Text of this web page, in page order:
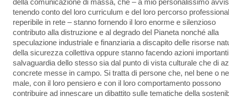
della comunicazione di massa, che – a mio personalissimo
tenendo conto del loro curriculum e del loro percorso
reperibile in rete – stanno fornendo il loro enorme e silenzioso
contributo alla distruzione e al degrado del Pianeta nonché alla
speculazione industriale e finanziaria a discapito delle risorse
della sicurezza collettiva oppure stanno facendo azioni
salvaguardia dello stesso sia dal punto di vista culturale che di
concrete messe in campo. Si tratta di persone che, nel bene o
male, con il loro pensiero e con il loro comportamento possono
contribuire ad innescare un dibattito sulle tematiche della